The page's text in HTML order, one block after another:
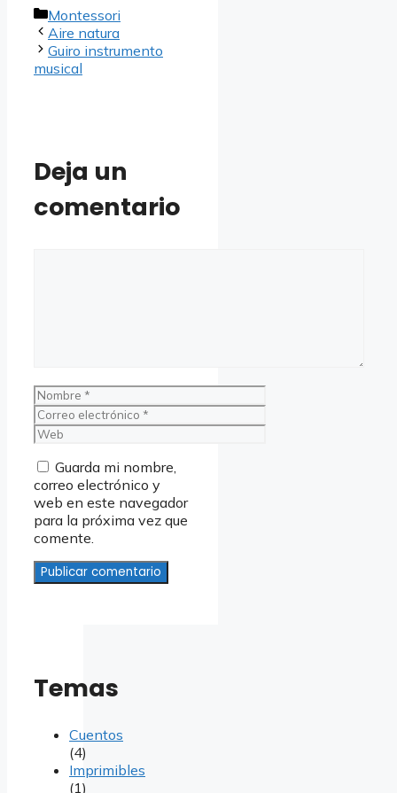
Categorías
Montessori
Aire natura
Guiro instrumento
musical
Deja un
comentario
Nombre
Correo
electrónico
Web
Guarda mi nombre,
correo electrónico y
web en este navegador
para la próxima vez que
comente.
Temas
Cuentos
(4)
Imprimibles
(1)